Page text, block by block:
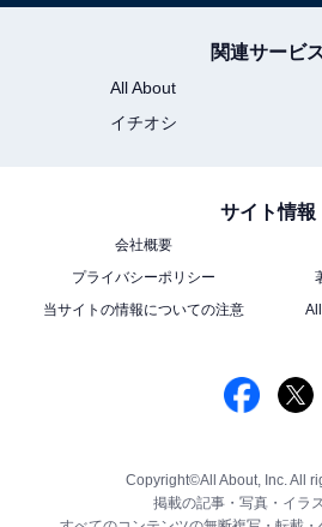
関連サービ
All About
イチオシ
サイト情報
会社概要
プライバシーポリシー
当サイトの情報についての注意
Copyright©All About, Inc. All
掲載の記事・写真・イラ